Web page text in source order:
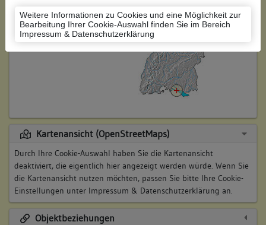
Weitere Informationen zu Cookies und eine Möglichkeit zur
Bearbeitung Ihrer Cookie-Auswahl finden Sie im Bereich
Impressum & Datenschutzerklärung
Lage des Wohnplatzes:
Kartenansicht (OpenStreetMaps)
Durch Ihre Cookie-Auswahl haben Sie die Kartenansicht
deaktiviert, die eigentlich hier angezeigt werden würde. Wenn Sie
die Kartenansicht nutzen möchten, passen Sie bitte Ihre Cookie-
Einstellungen unter Impressum & Datenschutzerklärung an.
Objektbeziehungen